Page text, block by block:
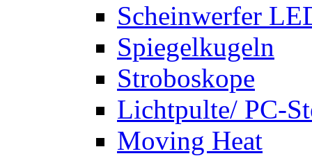
Scheinwerfer
Spiegelkugeln
Stroboskope
Lichtpulte/ PC-
Moving Heat